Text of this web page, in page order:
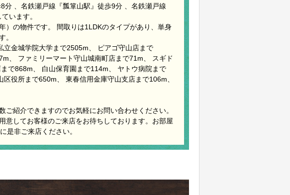
分 、名鉄瀬戸線『瓢箪山駅』徒歩9分 、名鉄瀬戸線
います。
）の物件です。 間取りは1LDKのタイプがあり、単身
。
金城学院大学まで2505m、 ピアゴ守山店まで
、 ファミリーマート守山城南町店まで71m、 スギド
で868m、 白山保育園まで114m、 ヤトウ病院まで
役所まで650m、 東春信用金庫守山支店まで106m、
ご紹介できますのでお気軽にお問い合わせください。
意してお客様のご来店をお待ちしております。お部屋
是非ご来店ください。